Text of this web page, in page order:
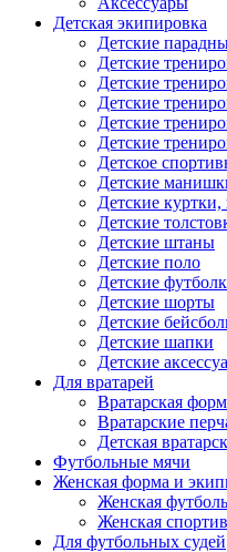
Детская экипировка
Детские
Детские
Детские
Детские
Детские
Детские
Детское
Детские
Детские
Детские
Детские штаны
Детские поло
Детские
Детские шорты
Детские
Детские шапки
Детские
Для вратарей
Вратарская
Вратарские
Детская
Футбольные мячи
Женская форма и
Женская
Женская
Для футбольных судей